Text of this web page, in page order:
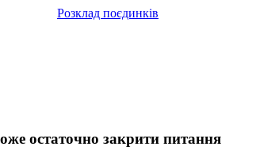
Розклад поєдинків
остаточно закрити питання